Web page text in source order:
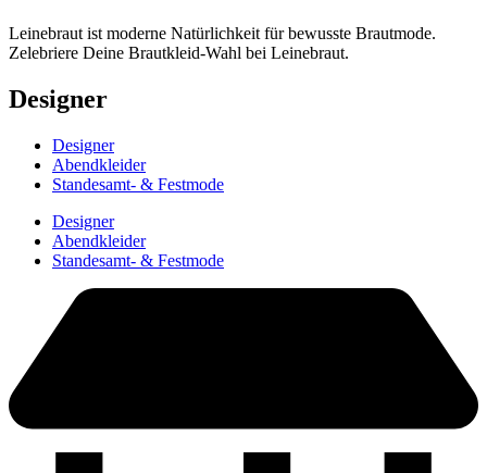
Leinebraut ist moderne Natürlichkeit für bewusste Brautmode.
Zelebriere Deine Brautkleid-Wahl bei Leinebraut.
Designer
Designer
Abendkleider
Standesamt- & Festmode
Designer
Abendkleider
Standesamt- & Festmode